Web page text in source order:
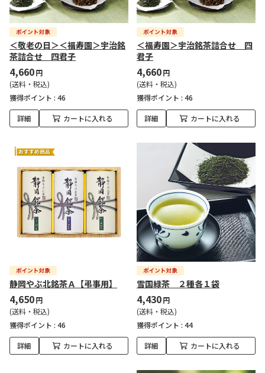
＜敬老の日＞＜福寿園＞宇治銘
茶詰合せ 四君子
4,660円
(送料・税込)
獲得ポイント : 46
詳細 カートに入れる
＜福寿園＞宇治銘茶詰合せ 四
君子
4,660円
(送料・税込)
獲得ポイント : 46
詳細 カートに入れる
静岡やぶ北銘茶Ａ【弔事用】
4,650円
(送料・税込)
獲得ポイント : 46
詳細 カートに入れる
雪国緑茶 ２種各１袋
4,430円
(送料・税込)
獲得ポイント : 44
詳細 カートに入れる